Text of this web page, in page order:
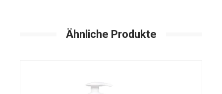
Ähnliche Produkte